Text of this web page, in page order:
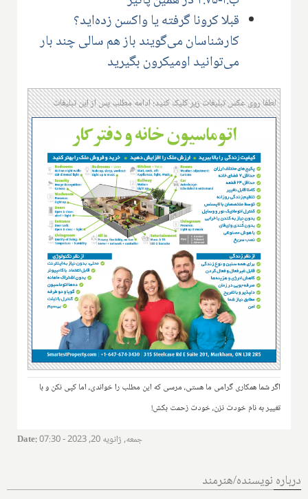
قبلا کرونا گرفته یا واکسن زده‌اید؟
کارشناسان می‌گویند باز هم سالی چند بار
می‌توانید اومیکرون بگیرید
لطفا روی عکس تبلیغات زیر کلیک کنید؛ ادامه مطلب پس از این تبلیغات
اگر شما همکاری گرامی ما هستی، مرسی که این مطلب را خواندی، اما کپی نکن و با
تغییر به نام خودت نزن، خودت زحمت بکش!
Date: جمعه, ژانویه 20, 2023 - 07:30
درباره نویسنده/هنرمند